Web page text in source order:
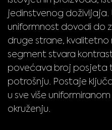
jedinstvenog
uniformnost dovodi do
druge strane, kvalitetno
segment stvara
povećava broj posjeta
potrošnju. Postaje
u sve više
okruženju.